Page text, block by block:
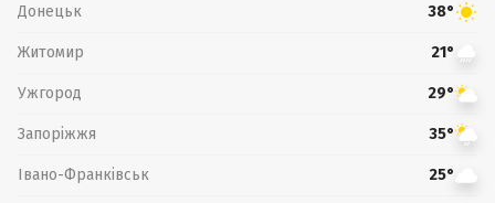
Донецьк 38°
Житомир 21°
Ужгород 29°
Запоріжжя 35°
Івано-Франківськ 25°